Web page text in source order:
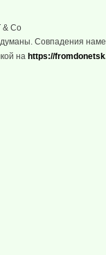
& Co
Совпадения
на https://